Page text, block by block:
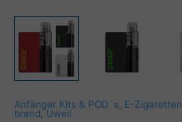
Anfänger Kits & POD´s, E-Zigaretten
brand,Uwell